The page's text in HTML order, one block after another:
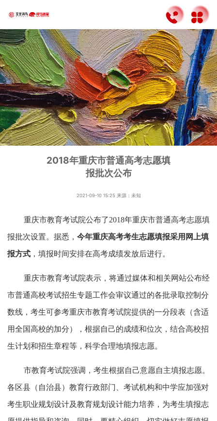
2018年重庆市普通高考志愿填
报批次公布
2021-09-10 15:25 来源：未知
重庆市教育考试院公布了2018年重庆市普通高考志愿填
报批次设置。据悉， 今年重庆高考考生志愿填报采用网上填
报方式，填报时间安排在高考成绩发放后进行。
重庆市教育考试院表示，将通过媒体和相关网站公布经
市普通高校考试招生专题工作会审议通过的各批录取控制分
数线，考生可参考重庆市教育考试院提供的一分段表（含适
用全国高校的加分），根据自己的成绩和位次，结合高校招
生计划和招生章程等，科学合理地填报志愿。
市教育考试院强调，考生根据自己意愿自主填报志愿。
各区县（自治县）教育行政部门、考试机构和中学应加强对
考生职业规划设计及教育规划设计能力培养，为考生填报志